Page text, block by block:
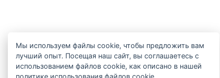
Мы используем файлы cookie, чтобы предложить вам
лучший опыт. Посещая наш сайт, вы соглашаетесь с
использованием файлов cookie, как описано в нашей